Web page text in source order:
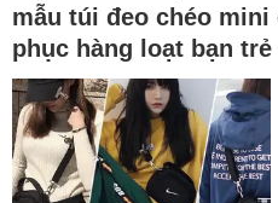
mẫu túi đeo chéo mini
phục hàng loạt bạn trẻ